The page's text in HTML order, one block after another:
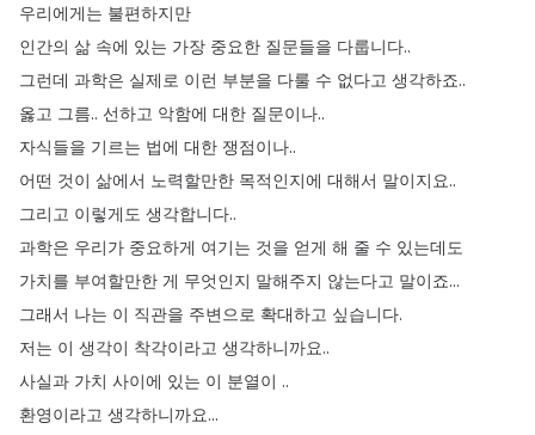
우리에게는 불편하지만
인간의 삶 속에 있는 가장 중요한 질문들을 다룹니다..
그런데 과학은 실제로 이런 부분을 다룰 수 없다고 생각하죠..
옳고 그름.. 선하고 악함에 대한 질문이나..
자식들을 기르는 법에 대한 쟁점이나..
어떤 것이 삶에서 노력할만한 목적인지에 대해서 말이지요..
그리고 이렇게도 생각합니다..
과학은 우리가 중요하게 여기는 것을 얻게 해 줄 수 있는데도
가치를 부여할만한 게 무엇인지 말해주지 않는다고 말이죠...
그래서 나는 이 직관을 주변으로 확대하고 싶습니다.
저는 이 생각이 착각이라고 생각하니까요..
사실과 가치 사이에 있는 이 분열이 ..
환영이라고 생각하니까요...